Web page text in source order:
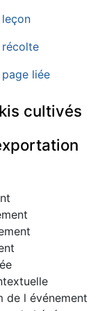
liée
cultivés
de l événement